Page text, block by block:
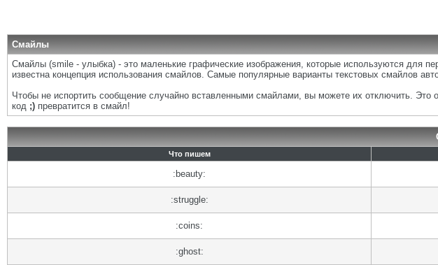
Смайлы
Смайлы (smile - улыбка) - это маленькие графические изображения, которые используются для
известна концепция использования смайлов. Самые популярные варианты текстовых смайлов
Чтобы не испортить сообщение случайно вставленными смайлами, вы можете их отключить.
код ;) превратится в смайл!
Что пишем
:beauty:
:struggle:
:coins:
:ghost: